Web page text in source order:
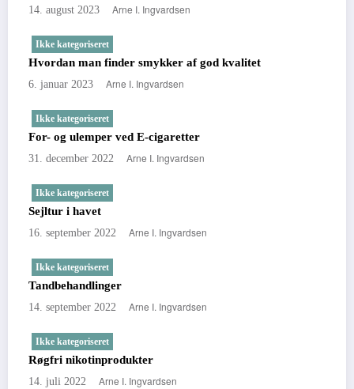
14. august 2023 Arne I. Ingvardsen
Ikke kategoriseret
Hvordan man finder smykker af god kvalitet
6. januar 2023 Arne I. Ingvardsen
Ikke kategoriseret
For- og ulemper ved E-cigaretter
31. december 2022 Arne I. Ingvardsen
Ikke kategoriseret
Sejltur i havet
16. september 2022 Arne I. Ingvardsen
Ikke kategoriseret
Tandbehandlinger
14. september 2022 Arne I. Ingvardsen
Ikke kategoriseret
Røgfri nikotinprodukter
14. juli 2022 Arne I. Ingvardsen